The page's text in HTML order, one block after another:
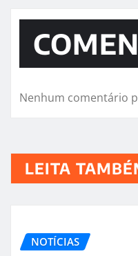
Nenhum comentário
LEITA
NOTÍCIAS